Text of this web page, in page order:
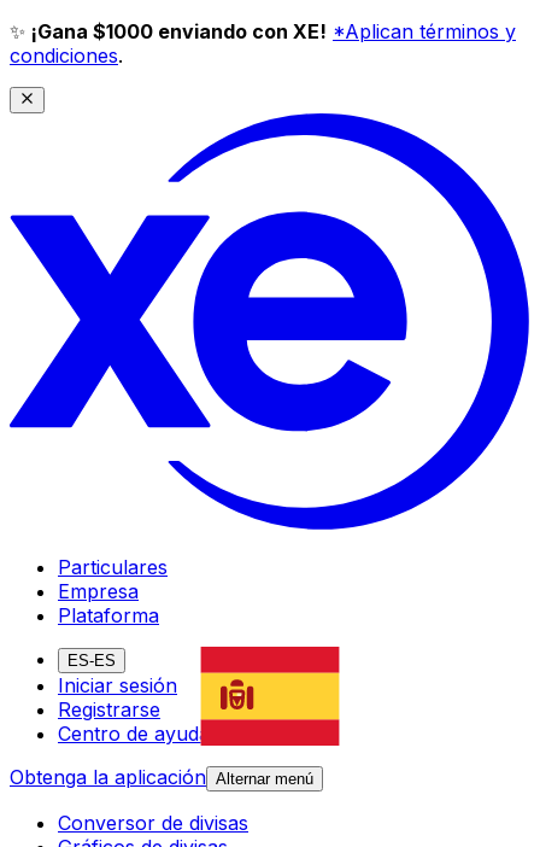
✨ ¡Gana $1000 enviando con XE! *Aplican términos y
condiciones.
Particulares
Empresa
Plataforma
ES-ES
Iniciar sesión
Registrarse
Centro de ayuda
Obtenga la aplicación Alternar menú
Conversor de divisas